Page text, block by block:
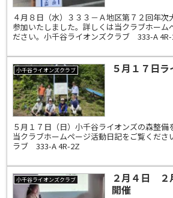
４月８日（水）３３３－Ａ地区第７２回年
参加いたしました。詳しくは当クラブホーム
ださい。小千谷ライオンズクラブ 333-A
小千谷ライオンズクラブ ５月１７日
５月１７日（日）小千谷ライオンズの森整備
当クラブホームページ活動日記をご覧くださ
ラブ 333-A 4R-2Z
小千谷ライオンズクラブ
２月４日 ２
開催